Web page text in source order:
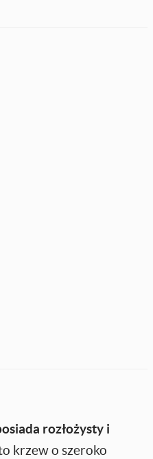
rozłożysty i
krzew o szeroko